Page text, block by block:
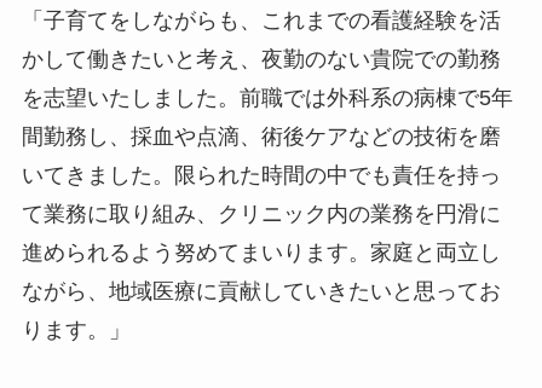
「子育てをしながらも、これまでの看護経験を活
かして働きたいと考え、夜勤のない貴院での勤務
を志望いたしました。前職では外科系の病棟で5年
間勤務し、採血や点滴、術後ケアなどの技術を磨
いてきました。限られた時間の中でも責任を持っ
て業務に取り組み、クリニック内の業務を円滑に
進められるよう努めてまいります。家庭と両立し
ながら、地域医療に貢献していきたいと思ってお
ります。」